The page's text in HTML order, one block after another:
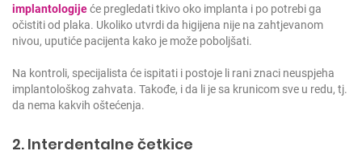
implantologijeće pregledati tkivo oko implanta i po potrebi ga
očistiti od plaka. Ukoliko utvrdi da higijena nije na zahtjevanom
nivou, uputiće pacijenta kako je može poboljšati.
Na kontroli, specijalista će ispitati i postoje li rani znaci neuspjeha
implantološkog zahvata. Takođe, i da li je sa krunicom sve u redu, tj.
da nema kakvih oštećenja.
2. Interdentalne četkice